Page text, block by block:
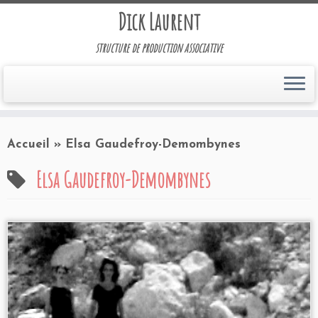
Dick Laurent
structure de production associative
Accueil » Elsa Gaudefroy-Demombynes
Elsa Gaudefroy-Demombynes